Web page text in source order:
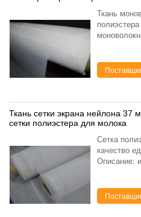
Ткань
Ткань сетки экрана нейлона 37
сетки полиэстера для молока
Сетка
качество
Описание:
квадрат